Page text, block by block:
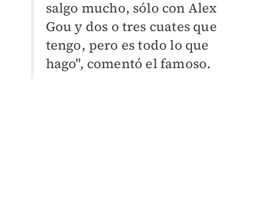
salgo mucho, sólo con Alex
Gou y dos o tres cuates que
tengo, pero es todo lo que
hago", comentó el famoso.